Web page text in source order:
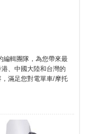
編輯團隊，為您帶來最
、中國大陸和台灣的
滿足您對電單車/摩托